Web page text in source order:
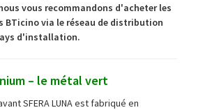
vous recommandons d'acheter les
BTicino via le réseau de distribution
d'installation.
– le métal vert
SFERA LUNA est fabriqué en